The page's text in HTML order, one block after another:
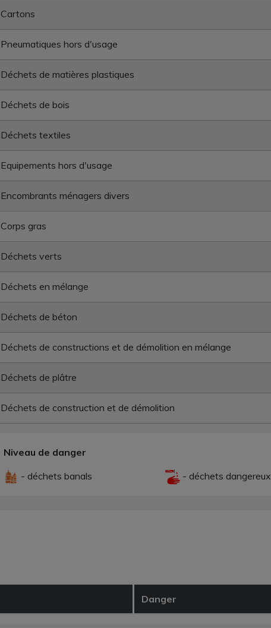
Cartons
Pneumatiques hors d'usage
Déchets de matières plastiques
Déchets de bois
Déchets textiles
Equipements hors d'usage
Encombrants ménagers divers
Corps gras
Déchets verts
Déchets en mélange
Déchets de béton
Déchets de constructions et de démolition en mélange
Déchets de plâtre
Déchets de construction et de démolition
Niveau de danger
- déchets banals
- déchets dangereux
Danger